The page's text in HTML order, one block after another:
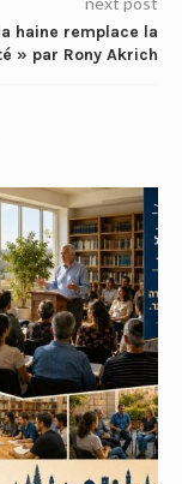
haine remplace la
» par Rony Akrich